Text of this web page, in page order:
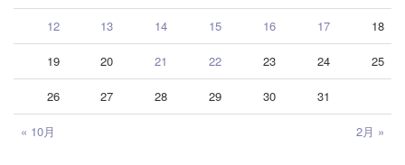
« 10月 2月 »
12 13 14 15 16 17 18
19 20 21 22 23 24 25
26 27 28 29 30 31